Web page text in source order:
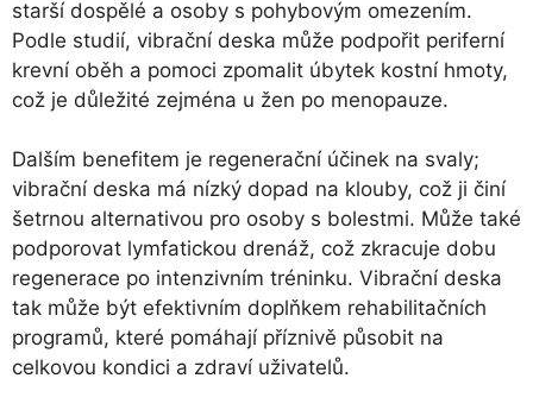
starší dospělé a osoby s pohybovým omezením.
Podle studií, vibrační deska může podpořit periferní
krevní oběh a pomoci zpomalit úbytek kostní hmoty,
což je důležité zejména u žen po menopauze.
Dalším benefitem je regenerační účinek na svaly;
vibrační deska má nízký dopad na klouby, což ji činí
šetrnou alternativou pro osoby s bolestmi. Může také
podporovat lymfatickou drenáž, což zkracuje dobu
regenerace po intenzivním tréninku. Vibrační deska
tak může být efektivním doplňkem rehabilitačních
programů, které pomáhají příznivě působit na
celkovou kondici a zdraví uživatelů.